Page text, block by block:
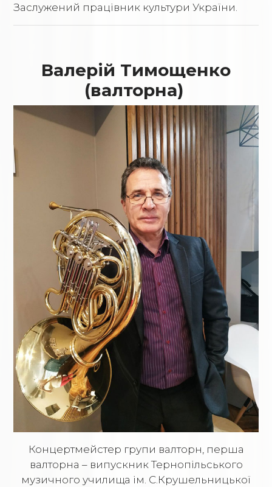
Заслужений працівник культури України.
Валерій Тимощенко
(валторна)
Концертмейстер групи валторн, перша
валторна – випускник Тернопільського
музичного училища ім. С.Крушельницької